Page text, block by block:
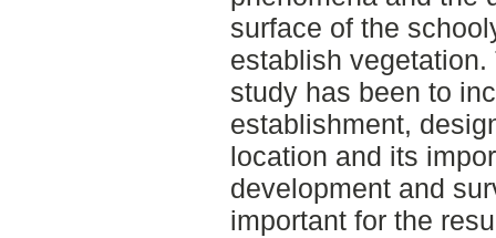
surface of the
establish
study has been to
establishment,
location and its
development and
important for the